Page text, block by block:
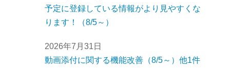
予定に登録している情報がより見やすくな
ります！（8/5～）
2026年7月31日
動画添付に関する機能改善（8/5～）他1件